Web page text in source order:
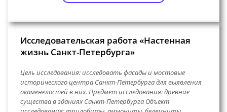
Исследовательская работа «Настенная
жизнь Санкт-Петербурга»
Цель исследования: исследовать фасады и мостовые
исторического центра Санкт-Петербурга для выявления
окаменелостей в них. Предмет исследования: древние
существа в зданиях Санкт-Петербурга Объект